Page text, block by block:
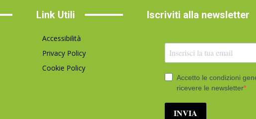
Link Utili
Accessibilità
Privacy Policy
Cookie Policy
Iscriviti alla newsletter